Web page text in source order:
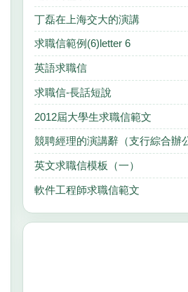
丁磊在上海交大的演講
求職信範例(6)letter 6
英語求職信
求職信-長話短說
2012屆大學生求職信範文
競聘經理的演講辭（支行綜合辦
英文求職信模板（一）
軟件工程師求職信範文